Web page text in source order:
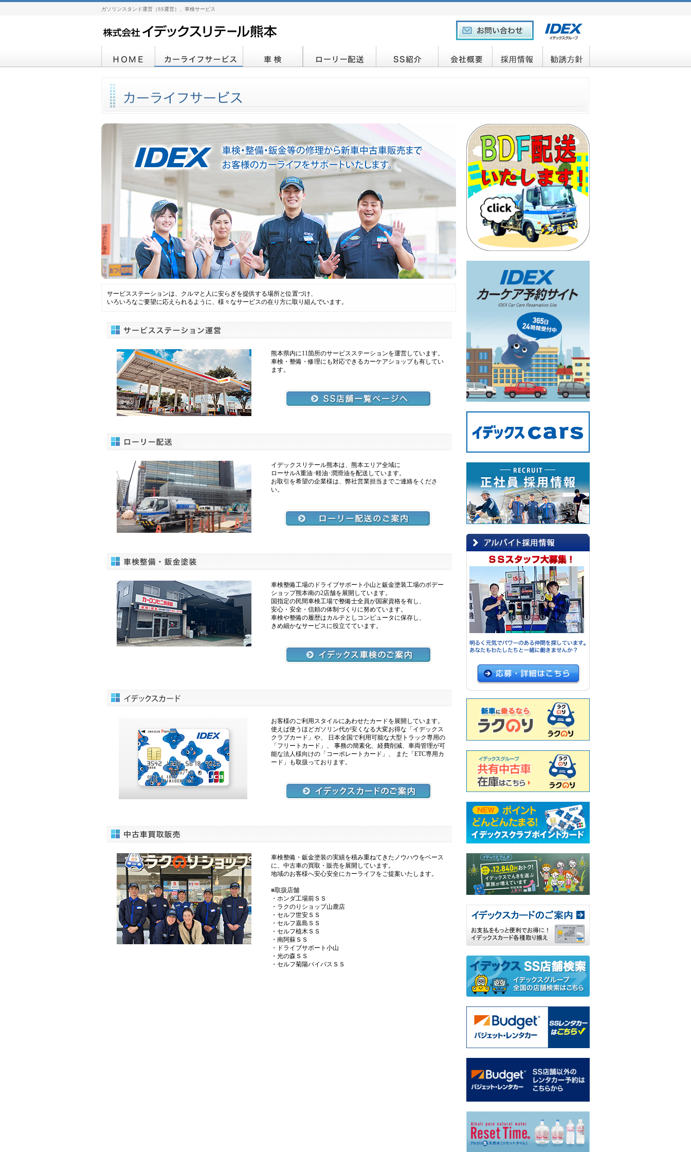
ガソリンスタンド運営（SS運営）、車検サービス
サービスステーションは、クルマと人に安らぎを提供する場所と位置づけ、
いろいろなご要望に応えられるように、様々なサービスの在り方に取り組んでいます。
熊本県内に11箇所のサービスステーションを運営しています。
車検・整備・修理にも対応できるカーケアショップも有してい
ます。
イデックスリテール熊本は、熊本エリア全域に
ローサルA重油･軽油･潤滑油を配送しています。
お取引を希望の企業様は、弊社営業担当までご連絡をくださ
い。
車検整備工場のドライブサポート小山と鈑金塗装工場のボデー
ショップ熊本南の2店舗を展開しています。
国指定の民間車検工場で整備士全員が国家資格を有し、
安心・安全・信頼の体制づくりに努めています。
車検や整備の履歴はカルテとしコンピュータに保存し、
きめ細かなサービスに役立てています。
お客様のご利用スタイルにあわせたカードを展開しています。
使えば使うほどガソリン代が安くなる大変お得な「イデックス
クラブカード」や、 日本全国で利用可能な大型トラック専用の
「フリートカード」、 事務の簡素化、経費削減、車両管理が可
能な法人様向けの「コーポレートカード」、 また「ETC専用カ
ード」も取扱っております。
車検整備・鈑金塗装の実績を積み重ねてきたノウハウをベース
に、中古車の買取・販売を展開しています。
地域のお客様へ安心安全にカーライフをご提案いたします。
■取扱店舗
・ホンダ工場前ＳＳ
・ラクのりショップ山鹿店
・セルフ世安ＳＳ
・セルフ嘉島ＳＳ
・セルフ植木ＳＳ
・南阿蘇ＳＳ
・ドライブサポート小山
・光の森ＳＳ
・セルフ菊陽バイパスＳＳ